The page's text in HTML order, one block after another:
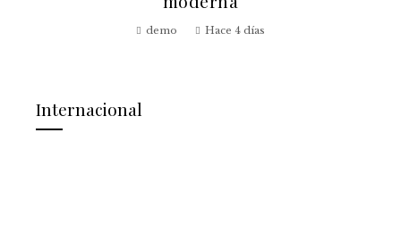
demo
Internacional